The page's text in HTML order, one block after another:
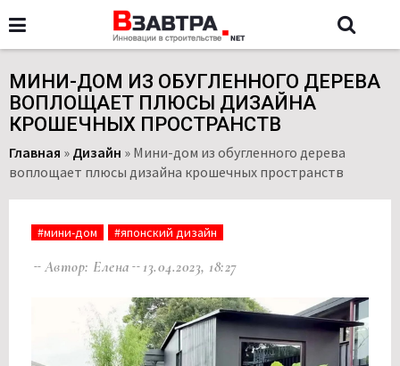
МИНИ-ДОМ ИЗ ОБУГЛЕННОГО ДЕРЕВА
ВОПЛОЩАЕТ ПЛЮСЫ ДИЗАЙНА
КРОШЕЧНЫХ ПРОСТРАНСТВ
Главная » Дизайн » Мини-дом из обугленного дерева
воплощает плюсы дизайна крошечных пространств
#мини-дом #японский дизайн
Автор: Елена 13.04.2023, 18:27